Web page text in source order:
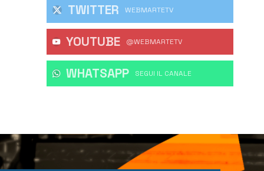
TWITTER WEBMARTETV
YOUTUBE @WEBMARTETV
WHATSAPP ‎SEGUI IL CANALE